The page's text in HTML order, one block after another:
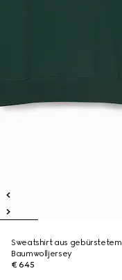
Sweatshirt aus gebürstetem
Baumwolljersey
€ 645